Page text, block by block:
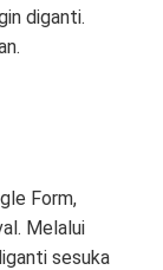
diganti.
Form,
Melalui
sesuka